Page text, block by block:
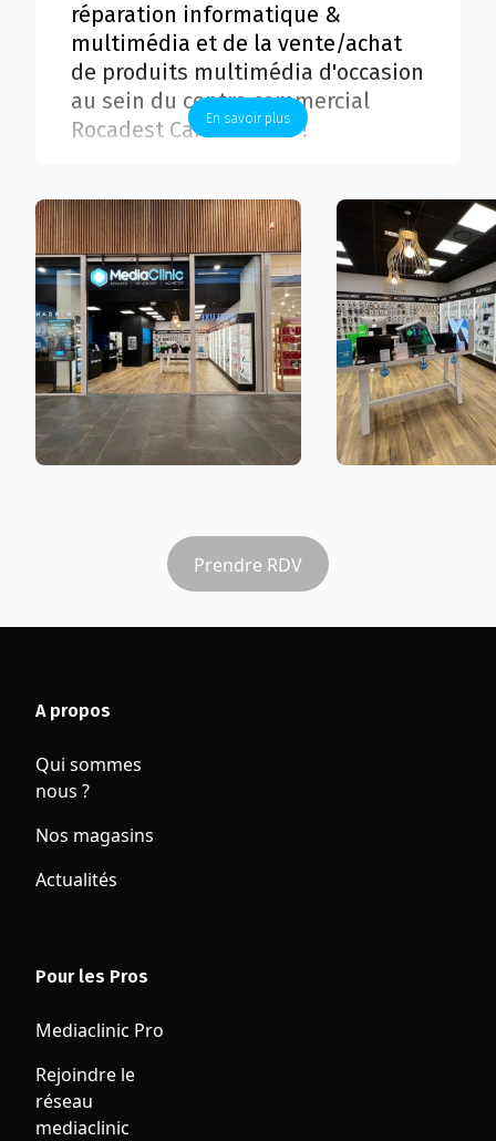
réparation informatique &
multimédia et de la vente/achat
de produits multimédia d'occasion
au sein du centre commercial
Rocadest Carcassonne !
Le magasin mediaclinic
Carcassonne Rocadest répare vos
ordinateurs, téléphones,
tablettes, consoles...
Retrouvez dès maintenant toute
l'expertise de nos techniciens pour tous
vos appareils multimédiahors-service ou
accidentés : écran cassé, disque dur trop
plein, batterie à plat, virus informatique,
réparation PC toute marque, pièces
yeux, nos experts prendront en charge
votre appareil pour le réparer au sein du
Rocadest, prolongez la durée de
Amenez au moins 1 fois par an vos
appareils (smartphone, tablette, console,
pour qu’ils puissent les vérifier
thermique,…), ainsi ils dureront plus
Rocadest c’est aussi tous les services
lesprotections d’écran silicones Mobile
protection
Adoptez les accessoires éco-
En savoir plus
Prendre RDV
A propos
Qui sommes
nous ?
Nos magasins
Actualités
Pour les Pros
Mediaclinic Pro
Rejoindre le
réseau
mediaclinic